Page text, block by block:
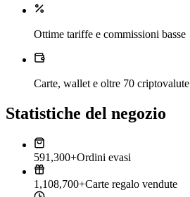
Ottime tariffe e commissioni basse
Carte, wallet e oltre 70 criptovalute
Statistiche del negozio
591,300+Ordini evasi
1,108,700+Carte regalo vendute